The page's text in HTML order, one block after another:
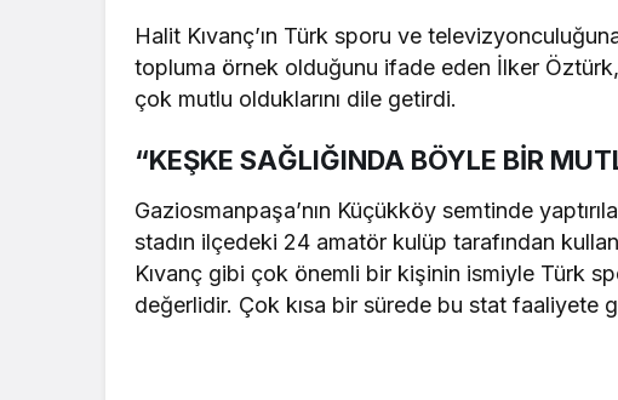
Halit Kıvanç’ın Türk sporu ve
topluma örnek olduğunu ifade eden İlker
çok mutlu olduklarını dile getirdi.
“KEŞKE SAĞLIĞINDA BÖYLE BİR
Gaziosmanpaşa’nın Küçükköy semtinde
stadın ilçedeki 24 amatör kulüp tarafından
Kıvanç gibi çok önemli bir kişinin ismiyle Türk
değerlidir. Çok kısa bir sürede bu stat faaliyete